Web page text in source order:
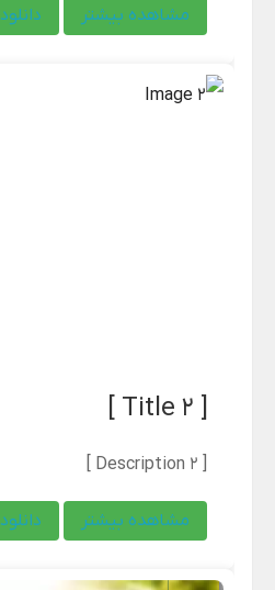
مشاهده بیشتر دانلود
[ Title 2 ]
[ Description 2 ]
مشاهده بیشتر دانلود